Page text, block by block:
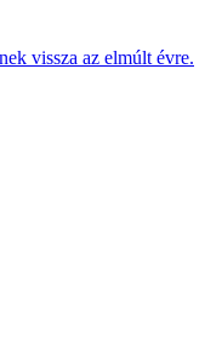
vissza az elmúlt évre.